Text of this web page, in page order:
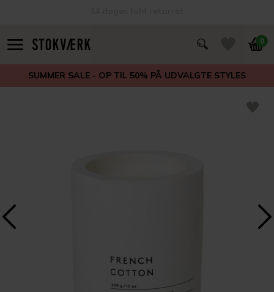
0
SUMMER SALE - OP TIL 50% PÅ UDVALGTE STYLES